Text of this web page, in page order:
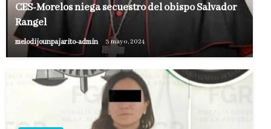
CES-Morelos niega secuestro del obispo Salvador
Rangel
melodijounpajarito-admin 3 mayo, 2024